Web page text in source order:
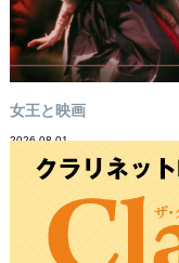
女王と映画
2026-08-01